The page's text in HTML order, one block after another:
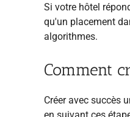
Si votre hôtel
qu'un placement
algorithmes.
Comment
Créer avec succès